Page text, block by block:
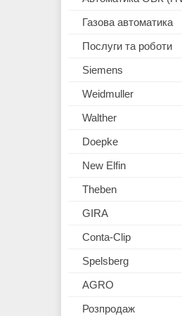
Газова автоматика
Послуги та роботи
Siemens
Weidmuller
Walther
Doepke
New Elfin
Theben
GIRA
Conta-Clip
Spelsberg
AGRO
Розпродаж